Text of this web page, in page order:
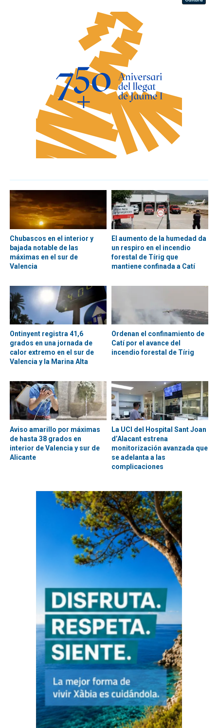
Chubascos en el interior y
bajada notable de las
máximas en el sur de
Valencia
El aumento de la humedad da
un respiro en el incendio
forestal de Tírig que
mantiene confinada a Catí
Ontinyent registra 41,6
grados en una jornada de
calor extremo en el sur de
Valencia y la Marina Alta
Ordenan el confinamiento de
Catí por el avance del
incendio forestal de Tírig
Aviso amarillo por máximas
de hasta 38 grados en
interior de Valencia y sur de
Alicante
La UCI del Hospital Sant Joan
d’Alacant estrena
monitorización avanzada que
se adelanta a las
complicaciones